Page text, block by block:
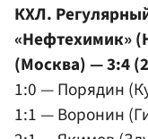
КХЛ.
«Нефтехимик»
(Москва) — 3:4
1:0 — Порядин
1:1 — Воронин